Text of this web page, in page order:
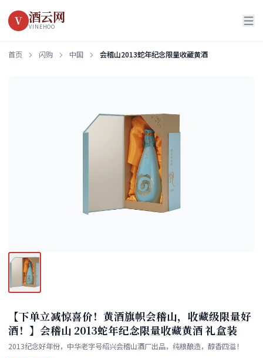
V 酒云网
VINEHOO
首页 闪购 中国 会稽山2013蛇年纪念限量收藏黄酒
【下单立减惊喜价！黄酒旗帜会稽山，收藏级限量好
酒！】会稽山 2013蛇年纪念限量收藏黄酒 礼盒装
2013纪念好年份，中华老字号绍兴会稽山酒厂出品，纯粮酿造，醇香四溢！